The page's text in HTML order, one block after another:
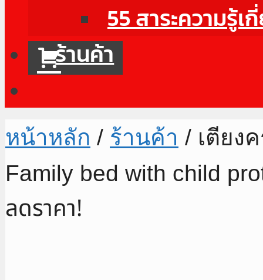
55 สาระความรู้
ร้านค้า
หน้าหลัก / ร้านค้า / เตียง
Family bed with child
ลดราคา!